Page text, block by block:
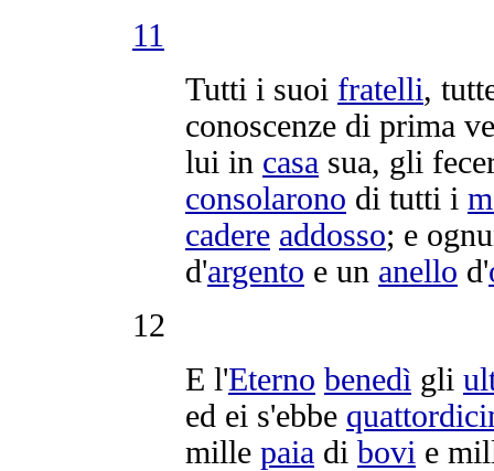
11
Tutti i suoi fratelli,
conoscenze di prima
lui in casa sua, gli
consolarono di tutti i
cadere addosso; e
d'argento e un anello d'
12
E l'Eterno benedì gli
ed ei s'ebbe
mille paia di bovi e